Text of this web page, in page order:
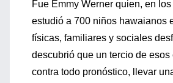
Fue Emmy Werner quien, en
estudió a 700 niños hawaianos
físicas, familiares y sociales
descubrió que un tercio de esos
contra todo pronóstico, llevar